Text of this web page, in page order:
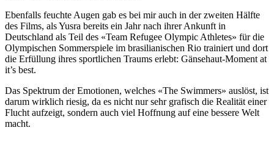
Ebenfalls feuchte Augen gab es bei mir auch in der zweiten Hälfte
des Films, als Yusra bereits ein Jahr nach ihrer Ankunft in
Deutschland als Teil des «Team Refugee Olympic Athletes» für die
Olympischen Sommerspiele im brasilianischen Rio trainiert und dort
die Erfüllung ihres sportlichen Traums erlebt: Gänsehaut-Moment at
it’s best.
Das Spektrum der Emotionen, welches «The Swimmers» auslöst, ist
darum wirklich riesig, da es nicht nur sehr grafisch die Realität einer
Flucht aufzeigt, sondern auch viel Hoffnung auf eine bessere Welt
macht.